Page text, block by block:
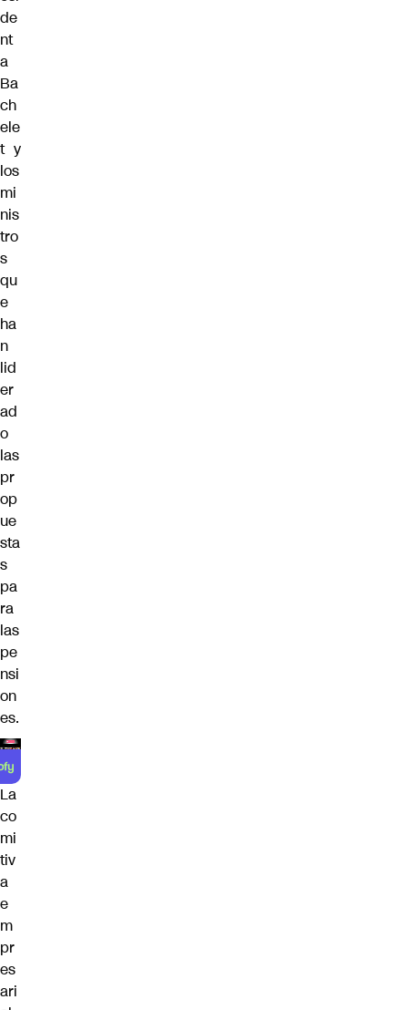
de
nt
a
Ba
ch
ele
t y
los
mi
nis
tro
s
qu
e
ha
n
lid
er
ad
o
las
pr
op
ue
sta
s
pa
ra
las
pe
nsi
on
es.
La
co
mi
tiv
a
e
m
pr
es
ari